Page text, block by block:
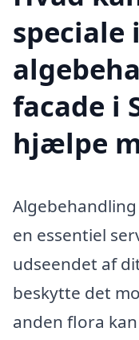
speciale i
facade i
hjælpe
en essentiel
udseendet af
beskytte det
anden flora